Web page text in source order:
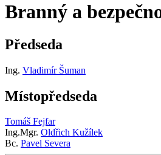
Branný a
Předseda
Ing. Vladimír Šuman
Místopředseda
Tomáš Fejfar
Ing.Mgr. Oldřich Kužílek
Bc. Pavel Severa